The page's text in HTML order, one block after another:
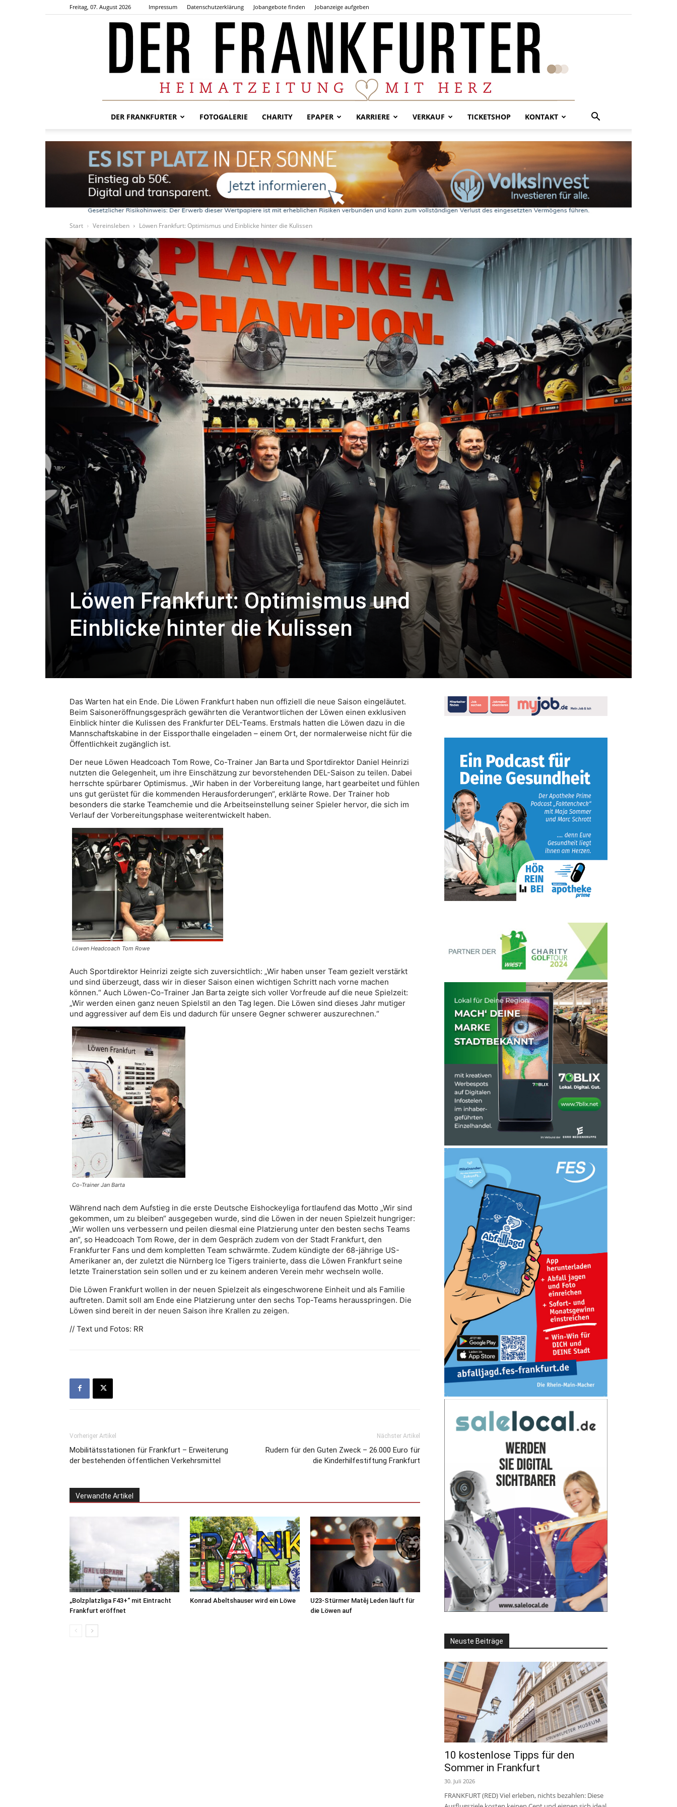
Freitag, 07. August 2026 Impressum Datenschutzerklärung Jobangebote finden Jobanzeige aufgeben
Frankfurter
DER FRANKFURTER FOTOGALERIE CHARITY EPAPER KARRIERE VERKAUF TICKETSHOP KONTAKT
Start Vereinsleben Löwen Frankfurt: Optimismus und Einblicke hinter die Kulissen
Löwen Frankfurt: Optimismus und
Einblicke hinter die Kulissen
Das Warten hat ein Ende. Die Löwen Frankfurt haben nun offiziell die neue Saison eingeläutet.
Beim Saisoneröffnungsgespräch gewährten die Verantwortlichen der Löwen einen exklusiven
Einblick hinter die Kulissen des Frankfurter DEL-Teams. Erstmals hatten die Löwen dazu in die
Mannschaftskabine in der Eissporthalle eingeladen – einem Ort, der normalerweise nicht für die
Öffentlichkeit zugänglich ist.
Der neue Löwen Headcoach Tom Rowe, Co-Trainer Jan Barta und Sportdirektor Daniel Heinrizi
nutzten die Gelegenheit, um ihre Einschätzung zur bevorstehenden DEL-Saison zu teilen. Dabei
herrschte spürbarer Optimismus. „Wir haben in der Vorbereitung lange, hart gearbeitet und fühlen
uns gut gerüstet für die kommenden Herausforderungen“, erklärte Rowe. Der Trainer hob
besonders die starke Teamchemie und die Arbeitseinstellung seiner Spieler hervor, die sich im
Verlauf der Vorbereitungsphase weiterentwickelt haben.
Löwen Headcoach Tom Rowe
Auch Sportdirektor Heinrizi zeigte sich zuversichtlich: „Wir haben unser Team gezielt verstärkt
und sind überzeugt, dass wir in dieser Saison einen wichtigen Schritt nach vorne machen
können.“ Auch Löwen-Co-Trainer Jan Barta zeigte sich voller Vorfreude auf die neue Spielzeit:
„Wir werden einen ganz neuen Spielstil an den Tag legen. Die Löwen sind dieses Jahr mutiger
und aggressiver auf dem Eis und dadurch für unsere Gegner schwerer auszurechnen.“
Co-Trainer Jan Barta
Während nach dem Aufstieg in die erste Deutsche Eishockeyliga fortlaufend das Motto „Wir sind
gekommen, um zu bleiben“ ausgegeben wurde, sind die Löwen in der neuen Spielzeit hungriger:
„Wir wollen uns verbessern und peilen diesmal eine Platzierung unter den besten sechs Teams
an“, so Headcoach Tom Rowe, der in dem Gespräch zudem von der Stadt Frankfurt, den
Frankfurter Fans und dem kompletten Team schwärmte. Zudem kündigte der 68-jährige US-
Amerikaner an, der zuletzt die Nürnberg Ice Tigers trainierte, dass die Löwen Frankfurt seine
letzte Trainerstation sein sollen und er zu keinem anderen Verein mehr wechseln wolle.
Die Löwen Frankfurt wollen in der neuen Spielzeit als eingeschworene Einheit und als Familie
auftreten. Damit soll am Ende eine Platzierung unter den sechs Top-Teams herausspringen. Die
Löwen sind bereit in der neuen Saison ihre Krallen zu zeigen.
// Text und Fotos: RR
Vorheriger Artikel
Mobilitätsstationen für Frankfurt – Erweiterung
der bestehenden öffentlichen Verkehrsmittel
Nächster Artikel
Rudern für den Guten Zweck – 26.000 Euro für
die Kinderhilfestiftung Frankfurt
Verwandte Artikel
„Bolzplatzliga F43+“ mit Eintracht
Frankfurt eröffnet
Konrad Abeltshauser wird ein Löwe
U23-Stürmer Matěj Leden läuft für
die Löwen auf
Neuste Beiträge
10 kostenlose Tipps für den
Sommer in Frankfurt
30. Juli 2026
FRANKFURT (RED) Viel erleben, nichts bezahlen: Diese